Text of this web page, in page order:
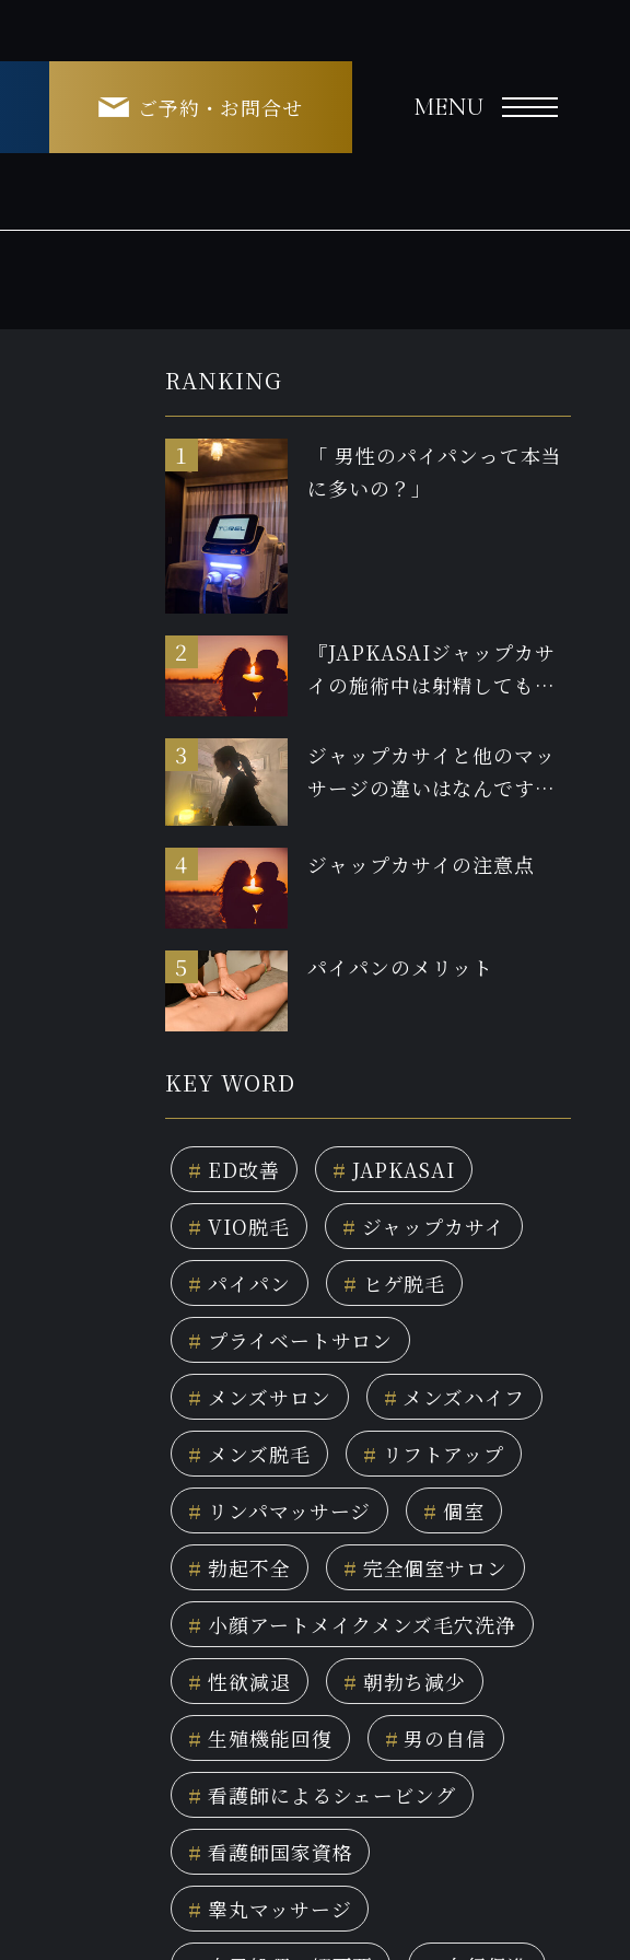
ご予約・お問合せ MENU
RANKING
「 男性のパイパンって本当
に多いの？」
『JAPKASAIジャップカサ
イの施術中は射精しても大
ジャップカサイと他のマッ
サージの違いはなんです
ジャップカサイの注意点
パイパンのメリット
KEY WORD
# ED改善 # JAPKASAI
# VIO脱毛 # ジャップカサイ
# パイパン # ヒゲ脱毛
# プライベートサロン
# メンズサロン # メンズハイフ
# メンズ脱毛 # リフトアップ
# リンパマッサージ # 個室
# 勃起不全 # 完全個室サロン
# 小顔アートメイクメンズ毛穴洗浄
# 性欲減退 # 朝勃ち減少
# 生殖機能回復 # 男の自信
# 看護師によるシェービング
# 看護師国家資格
# 睾丸マッサージ